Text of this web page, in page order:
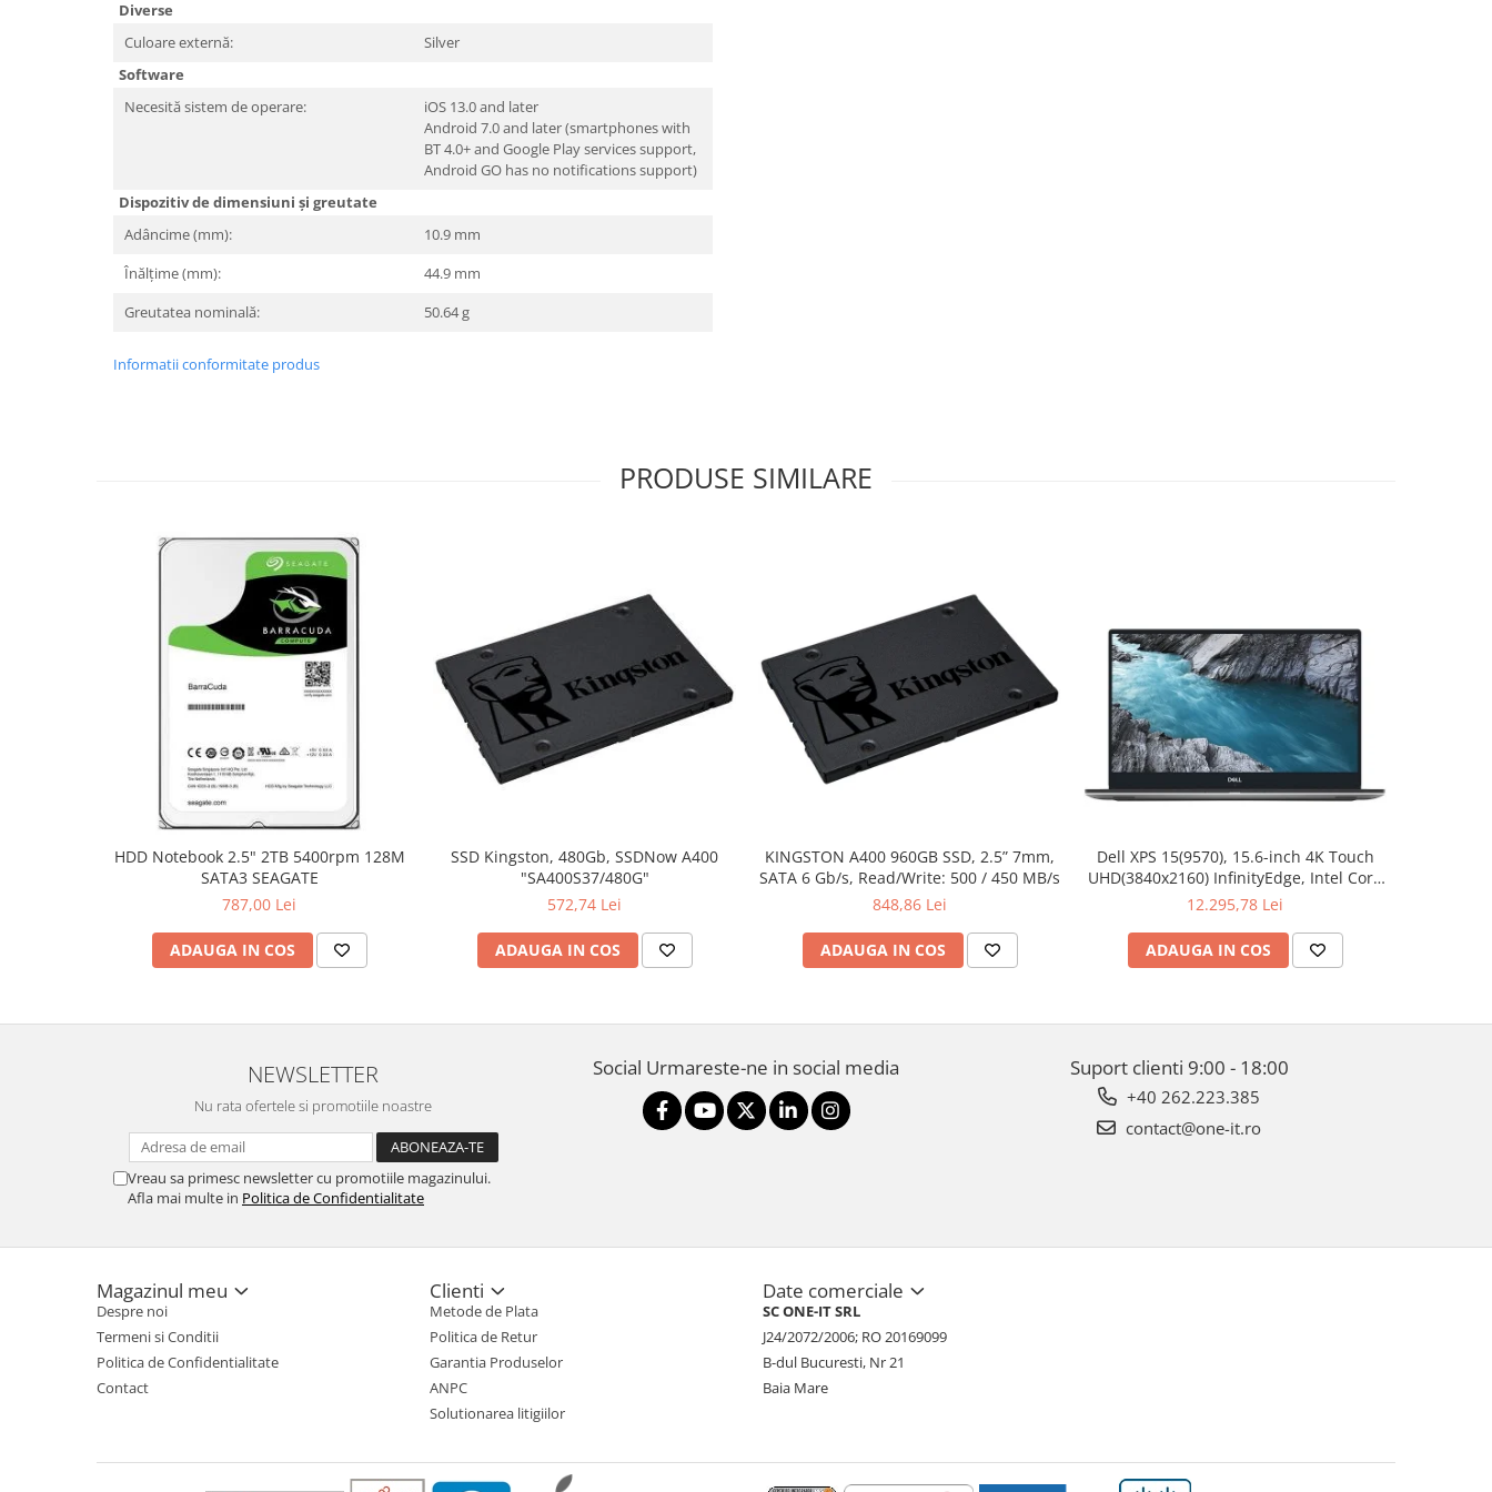
TV, Multimedia & Electronice
Televizoare & accesorii
Multiboard & Accessorii
Cloud si Aplicatii SaaS
Sisteme Videoconferinta
Diverse
Culoare externă:
Silver
Software
Necesită sistem de operare:
iOS 13.0 and later
Android 7.0 and later (smartphones with
BT 4.0+ and Google Play services support,
Android GO has no notifications support)
Dispozitiv de dimensiuni și greutate
Adâncime (mm):
10.9 mm
Înălțime (mm):
44.9 mm
Greutatea nominală:
50.64 g
Informatii conformitate produs
PRODUSE SIMILARE
HDD Notebook 2.5" 2TB 5400rpm 128M
SATA3 SEAGATE
787,00 Lei
ADAUGA IN COS
SSD Kingston, 480Gb, SSDNow A400
"SA400S37/480G"
572,74 Lei
ADAUGA IN COS
KINGSTON A400 960GB SSD, 2.5” 7mm,
SATA 6 Gb/s, Read/Write: 500 / 450 MB/s
848,86 Lei
ADAUGA IN COS
Dell XPS 15(9570), 15.6-inch 4K Touch
UHD(3840x2160) InfinityEdge, Intel Core
i7-8750H, 16GB(2x8GB) DDR4 2666MHz,
1050Ti 4GB, Killer Wifi 802.11ac, BT,
FGPR, Backlit
12.295,78 Lei
ADAUGA IN COS
NEWSLETTER
Nu rata ofertele si promotiile noastre
Vreau sa primesc newsletter cu promotiile magazinului.
Afla mai multe in Politica de Confidentialitate
Social Urmareste-ne in social media Suport clienti 9:00 - 18:00
+40 262.223.385
contact@one-it.ro
Magazinul meu
Despre noi
Termeni si Conditii
Politica de Confidentialitate
Contact
Clienti
Metode de Plata
Politica de Retur
Garantia Produselor
ANPC
Solutionarea litigiilor
Date comerciale
SC ONE-IT SRL
J24/2072/2006; RO 20169099
B-dul Bucuresti, Nr 21
Baia Mare